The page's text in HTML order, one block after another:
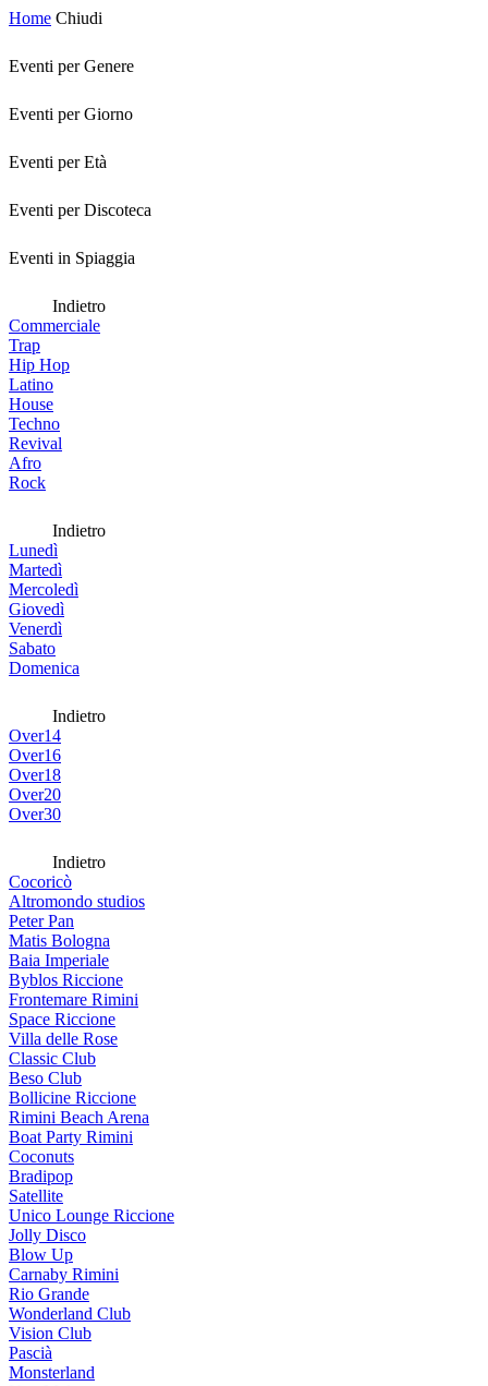
Home Chiudi
Eventi per Genere
Eventi per Giorno
Eventi per Età
Eventi per Discoteca
Eventi in Spiaggia
Indietro
Commerciale
Trap
Hip Hop
Latino
House
Techno
Revival
Afro
Rock
Indietro
Lunedì
Martedì
Mercoledì
Giovedì
Venerdì
Sabato
Domenica
Indietro
Over14
Over16
Over18
Over20
Over30
Indietro
Cocoricò
Altromondo studios
Peter Pan
Matis Bologna
Baia Imperiale
Byblos Riccione
Frontemare Rimini
Space Riccione
Villa delle Rose
Classic Club
Beso Club
Bollicine Riccione
Rimini Beach Arena
Boat Party Rimini
Coconuts
Bradipop
Satellite
Unico Lounge Riccione
Jolly Disco
Blow Up
Carnaby Rimini
Rio Grande
Wonderland Club
Vision Club
Pascià
Monsterland